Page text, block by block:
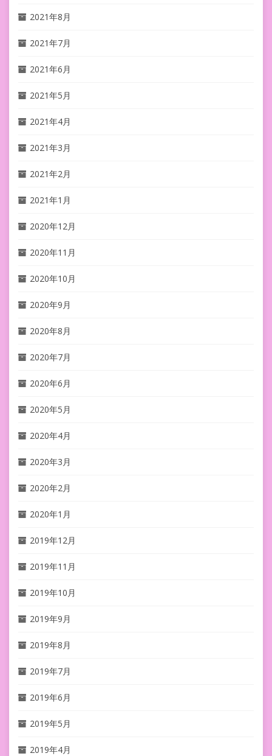
2021年8月
2021年7月
2021年6月
2021年5月
2021年4月
2021年3月
2021年2月
2021年1月
2020年12月
2020年11月
2020年10月
2020年9月
2020年8月
2020年7月
2020年6月
2020年5月
2020年4月
2020年3月
2020年2月
2020年1月
2019年12月
2019年11月
2019年10月
2019年9月
2019年8月
2019年7月
2019年6月
2019年5月
2019年4月